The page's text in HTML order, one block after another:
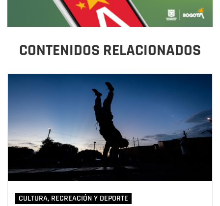
CONTENIDOS RELACIONADOS
CULTURA, RECREACIÓN Y DEPORTE